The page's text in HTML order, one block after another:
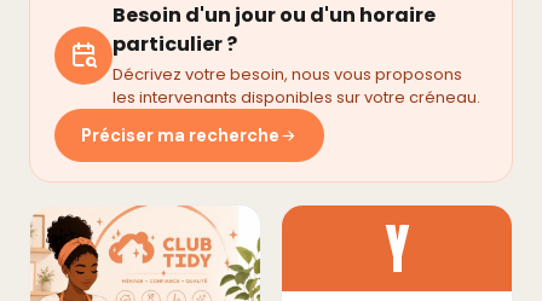
Besoin d'un jour ou d'un horaire
particulier ?
Décrivez votre besoin, nous vous proposons
les intervenants disponibles sur votre créneau.
Préciser ma recherche
Y